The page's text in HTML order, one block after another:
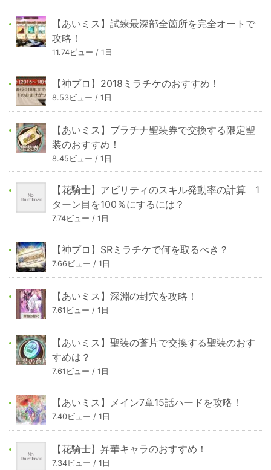
【あいミス】試練最深部全箇所を完全オートで
攻略！
11.74ビュー / 1日
【神プロ】2018ミラチケのおすすめ！
8.53ビュー / 1日
【あいミス】プラチナ聖装券で交換する限定聖
装のおすすめ！
8.45ビュー / 1日
【花騎士】アビリティのスキル発動率の計算 1
ターン目を100％にするには？
7.74ビュー / 1日
【神プロ】SRミラチケで何を取るべき？
7.66ビュー / 1日
【あいミス】深淵の封穴を攻略！
7.61ビュー / 1日
【あいミス】聖装の蒼片で交換する聖装のおす
すめは？
7.61ビュー / 1日
【あいミス】メイン7章15話ハードを攻略！
7.40ビュー / 1日
【花騎士】昇華キャラのおすすめ！
7.34ビュー / 1日